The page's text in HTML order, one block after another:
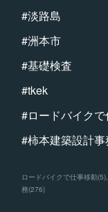
#淡路島
#洲本市
#基礎検査
#tkek
#ロードバイク
#柿本建築設計
ロードバイクで仕事移動(5)
務(276)